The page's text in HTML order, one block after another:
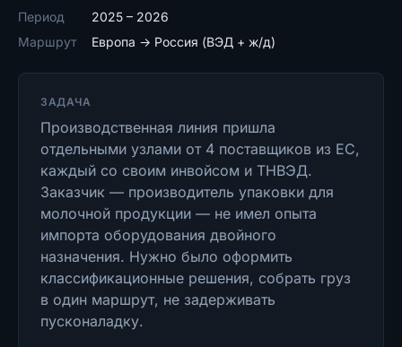
Период
2025 – 2026
Маршрут
Европа → Россия (ВЭД + ж/д)
ЗАДАЧА
Производственная линия пришла
отдельными узлами от 4 поставщиков из ЕС,
каждый со своим инвойсом и ТНВЭД.
Заказчик — производитель упаковки для
молочной продукции — не имел опыта
импорта оборудования двойного
назначения. Нужно было оформить
классификационные решения, собрать груз
в один маршрут, не задерживать
пусконаладку.